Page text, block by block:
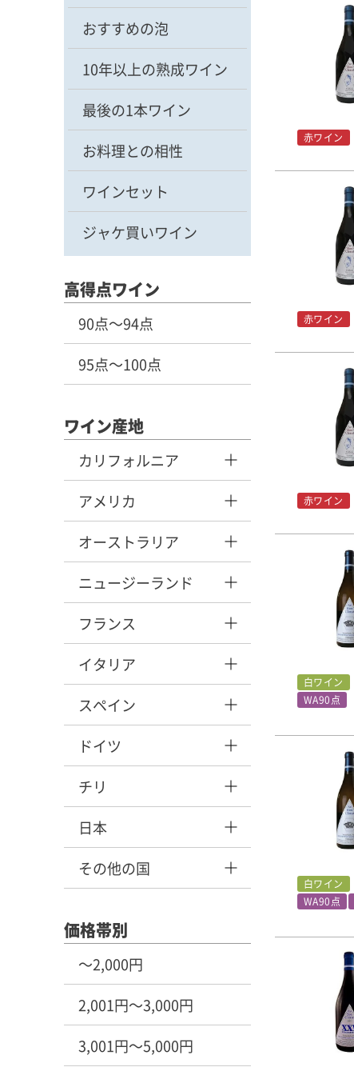
おすすめの泡
10年以上の熟成ワイン
最後の1本ワイン
お料理との相性
ワインセット
ジャケ買いワイン
高得点ワイン
90点～94点
95点～100点
ワイン産地
カリフォルニア
アメリカ
オーストラリア
ニュージーランド
フランス
イタリア
スペイン
ドイツ
チリ
日本
その他の国
価格帯別
～2,000円
2,001円～3,000円
3,001円～5,000円
赤ワイン
赤ワイン
赤ワイン
白ワイン
WA90点
白ワイン
WA90点